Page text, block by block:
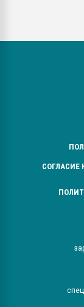
СОГЛАСИЕ